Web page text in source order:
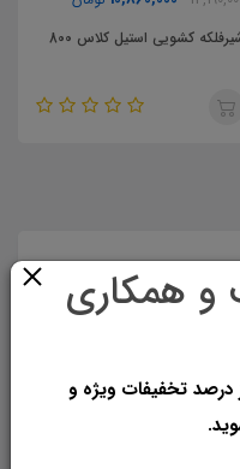
کشویی استیل کلاس 800
) و همکاری
تخفیفات ویژه و